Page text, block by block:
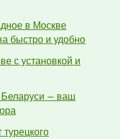
в Москве
быстро и удобно
с установкой и
— ваш